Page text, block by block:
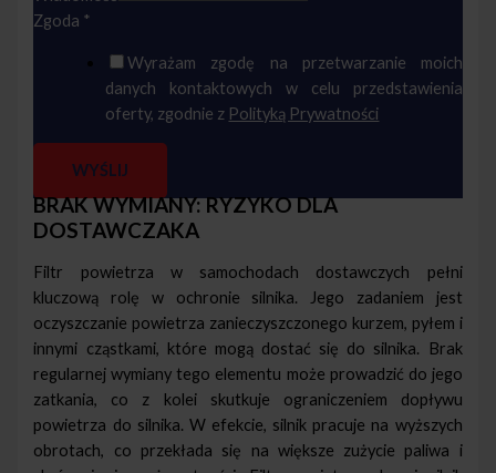
Zgoda *
Wyrażam zgodę na przetwarzanie moich
danych kontaktowych w celu przedstawienia
oferty, zgodnie z Polityką Prywatności
WYŚLIJ
BRAK WYMIANY: RYZYKO DLA
DOSTAWCZAKA
Filtr powietrza w samochodach dostawczych pełni
kluczową rolę w ochronie silnika. Jego zadaniem jest
oczyszczanie powietrza zanieczyszczonego kurzem, pyłem i
innymi cząstkami, które mogą dostać się do silnika. Brak
regularnej wymiany tego elementu może prowadzić do jego
zatkania, co z kolei skutkuje ograniczeniem dopływu
powietrza do silnika. W efekcie, silnik pracuje na wyższych
obrotach, co przekłada się na większe zużycie paliwa i